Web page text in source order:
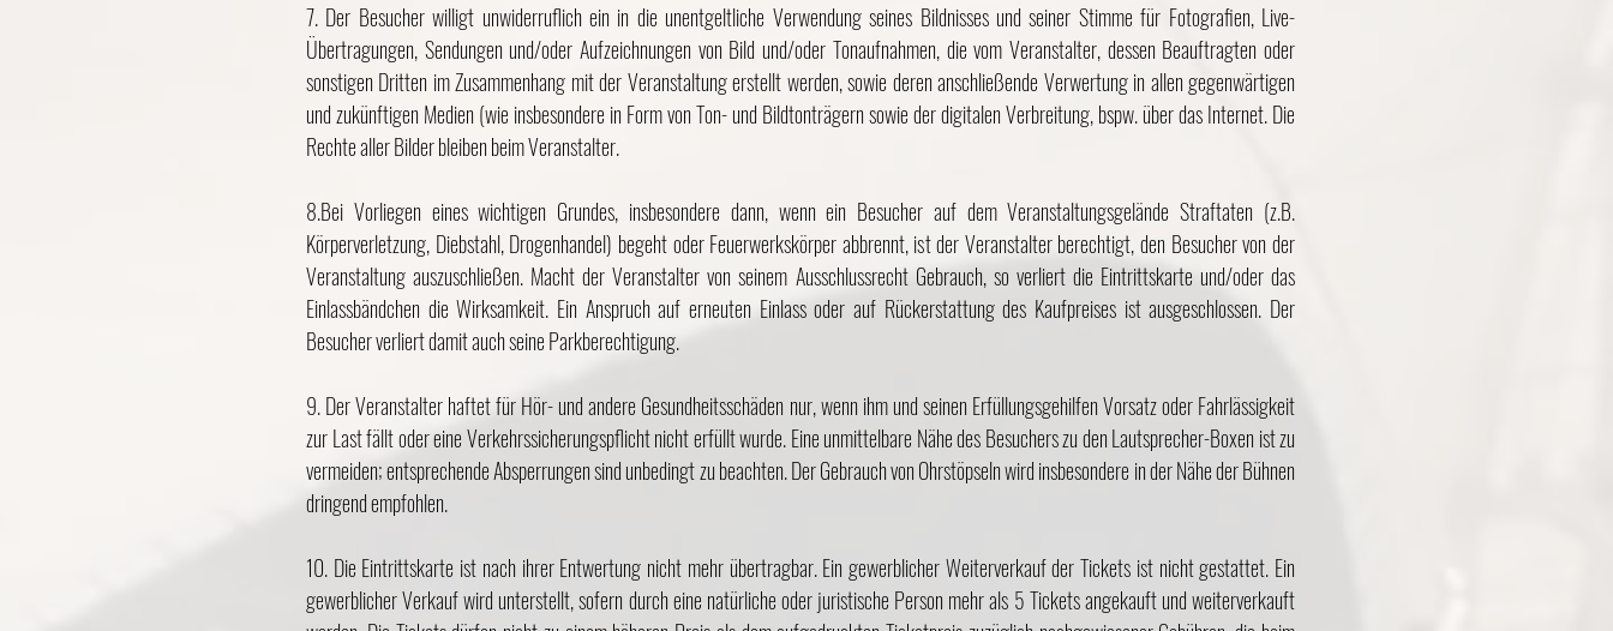
7. Der Besucher willigt unwiderruflich ein in die unentgeltliche Verwendung seines Bildnisses und seiner Stimme für Fotografien, Live-
Übertragungen, Sendungen und/oder Aufzeichnungen von Bild und/oder Tonaufnahmen, die vom Veranstalter, dessen Beauftragten oder
sonstigen Dritten im Zusammenhang mit der Veranstaltung erstellt werden, sowie deren anschließende Verwertung in allen gegenwärtigen
und zukünftigen Medien (wie insbesondere in Form von Ton- und Bildtonträgern sowie der digitalen Verbreitung, bspw. über das Internet. Die
Rechte aller Bilder bleiben beim Veranstalter.
8.Bei Vorliegen eines wichtigen Grundes, insbesondere dann, wenn ein Besucher auf dem Veranstaltungsgelände Straftaten (z.B.
Körperverletzung, Diebstahl, Drogenhandel) begeht oder Feuerwerkskörper abbrennt, ist der Veranstalter berechtigt, den Besucher von der
Veranstaltung auszuschließen. Macht der Veranstalter von seinem Ausschlussrecht Gebrauch, so verliert die Eintrittskarte und/oder das
Einlassbändchen die Wirksamkeit. Ein Anspruch auf erneuten Einlass oder auf Rückerstattung des Kaufpreises ist ausgeschlossen. Der
Besucher verliert damit auch seine Parkberechtigung.
9. Der Veranstalter haftet für Hör- und andere Gesundheitsschäden nur, wenn ihm und seinen Erfüllungsgehilfen Vorsatz oder Fahrlässigkeit
zur Last fällt oder eine Verkehrssicherungspflicht nicht erfüllt wurde. Eine unmittelbare Nähe des Besuchers zu den Lautsprecher-Boxen ist zu
vermeiden; entsprechende Absperrungen sind unbedingt zu beachten. Der Gebrauch von Ohrstöpseln wird insbesondere in der Nähe der Bühnen
dringend empfohlen.
10. Die Eintrittskarte ist nach ihrer Entwertung nicht mehr übertragbar. Ein gewerblicher Weiterverkauf der Tickets ist nicht gestattet. Ein
gewerblicher Verkauf wird unterstellt, sofern durch eine natürliche oder juristische Person mehr als 5 Tickets angekauft und weiterverkauft